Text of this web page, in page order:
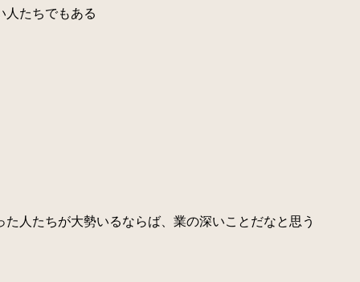
人たちでもある
人たちが大勢いるならば、業の深いことだなと思う